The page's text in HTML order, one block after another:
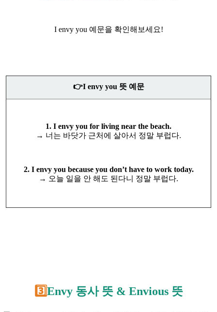
I envy you 예문을 확인해보세요!
👉I envy you 뜻 예문
1. I envy you for living near the beach.
→ 너는 바닷가 근처에 살아서 정말 부럽다.
2. I envy you because you don’t have to work today.
→ 오늘 일을 안 해도 된다니 정말 부럽다.
3️⃣Envy 동사 뜻 & Envious 뜻